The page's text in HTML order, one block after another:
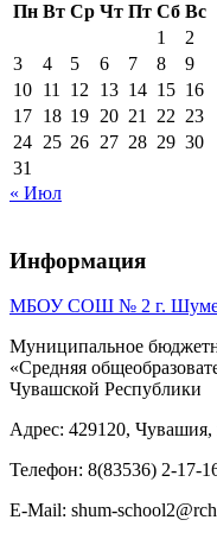
Пн Вт Ср Чт Пт Сб Вс
1
2
3
4 5 6 7 8
9
10 11 12 13 14 15 16
17 18 19 20 21 22 23
24 25 26 27 28 29 30
31
« Июл
Информация
МБОУ СОШ № 2 г.
Муниципальное
«Средняя
Чувашской Республики
Адрес: 429120,
Телефон: 8(83536) 2-17-
E-Mail: shum-